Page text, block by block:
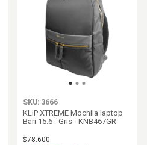
SKU: 3666
KLIP XTREME Mochila laptop
Bari 15.6 - Gris - KNB467GR
$78.600